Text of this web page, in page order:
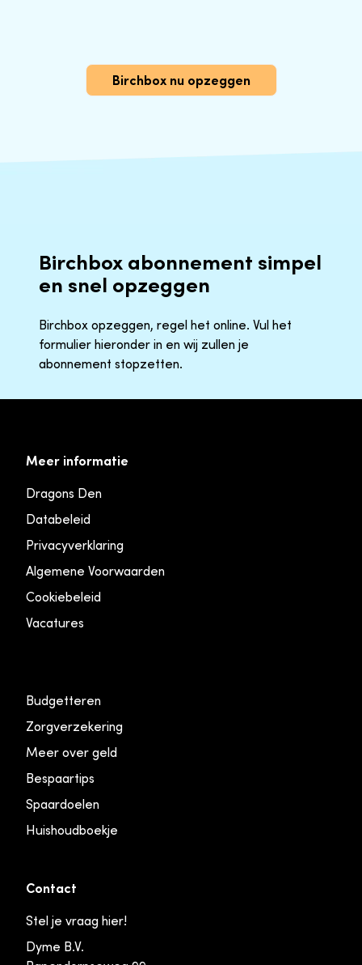
Birchbox nu opzeggen
Birchbox abonnement simpel
en snel opzeggen
Birchbox opzeggen, regel het online. Vul het
formulier hieronder in en wij zullen je
abonnement stopzetten.
Meer informatie
Dragons Den
Databeleid
Privacyverklaring
Algemene Voorwaarden
Cookiebeleid
Vacatures
Budgetteren
Zorgverzekering
Meer over geld
Bespaartips
Spaardoelen
Huishoudboekje
Contact
Stel je vraag hier!
Dyme B.V.